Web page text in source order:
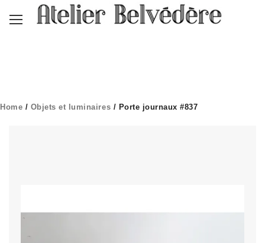
Home / Objets et luminaires / Porte journaux #837